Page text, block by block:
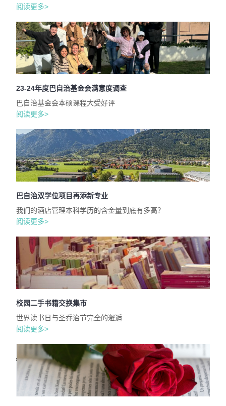
阅读更多>
23-24年度巴自治基金会满意度调查
巴自治基金会本硕课程大受好评
阅读更多>
巴自治双学位项目再添新专业
我们的酒店管理本科学历的含金量到底有多高？
阅读更多>
校园二手书籍交换集市
世界读书日与圣乔治节完全的邂逅
阅读更多>